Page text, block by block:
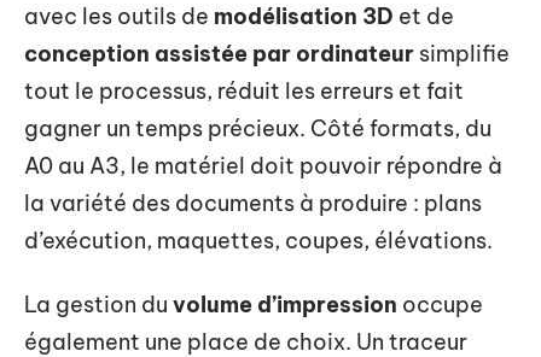
avec les outils de modélisation 3D et de
conception assistée par ordinateur simplifie
tout le processus, réduit les erreurs et fait
gagner un temps précieux. Côté formats, du
A0 au A3, le matériel doit pouvoir répondre à
la variété des documents à produire : plans
d’exécution, maquettes, coupes, élévations.
La gestion du volume d’impression occupe
également une place de choix. Un traceur